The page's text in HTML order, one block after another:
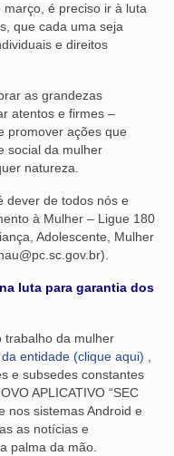
é preciso ir à luta
que cada uma seja
e direitos
as grandezas
atentos e firmes –
promover ações que
social da mulher
natureza.
dever de todos nós e
à Mulher – Ligue 180
Adolescente, Mulher
luta para garantia dos
trabalho da mulher
entidade (clique aqui) ,
e subsedes constantes
APLICATIVO “SEC
nos sistemas Android e
as notícias e
palma da mão.